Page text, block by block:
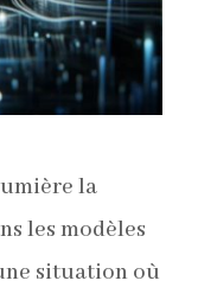
la
les modèles
situation où